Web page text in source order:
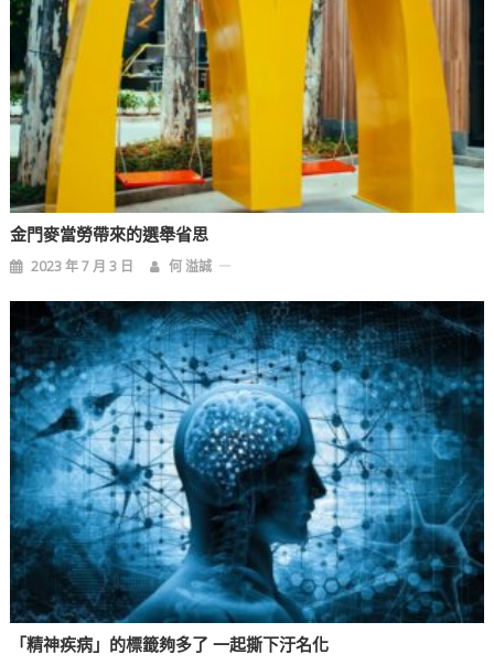
金門麥當勞帶來的選舉省思
2023 年 7 月 3 日 何 溢誠
「精神疾病」的標籤夠多了 一起撕下汙名化